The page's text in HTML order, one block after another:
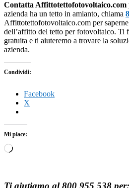
Contatta Affittotettofotovoltaico.com
azienda ha un tetto in amianto, chiama
Affittotettofotovoltaico.com per
dell’affitto del tetto per fotovoltaico. Ti
gratuita e ti aiuteremo a trovare la
azienda.
Condividi:
Facebook
X
Mi piace:
Caricamento
Ti aiutiamo al 800 955 538 per: